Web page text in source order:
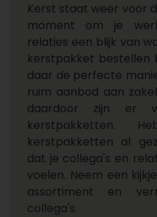
Kerst staat weer voor
moment om je
relaties een blijk van
kerstpakket bestellen
daar de perfecte
ruim aanbod aan
daardoor zijn er
kerstpakketten.
kerstpakketten al
dat je collega's en
voelen. Neem een
assortiment en
collega's.